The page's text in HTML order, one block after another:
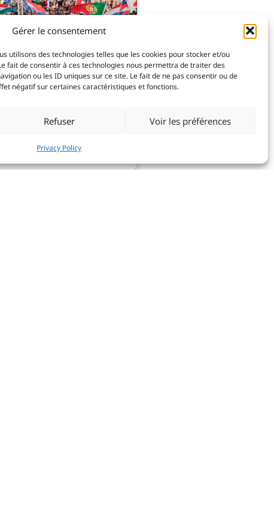
Gérer le consentement
utilisons des technologies telles que les cookies pour stocker et/ou
fait de consentir à ces technologies nous permettra de traiter des
ou les ID uniques sur ce site. Le fait de ne pas consentir ou de
négatif sur certaines caractéristiques et fonctions.
Refuser Voir les préférences
Privacy Policy
Latest news
Read more